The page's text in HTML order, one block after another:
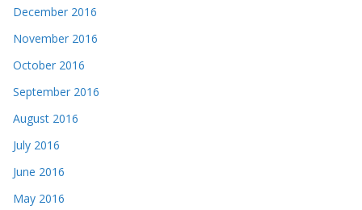
December 2016
November 2016
October 2016
September 2016
August 2016
July 2016
June 2016
May 2016